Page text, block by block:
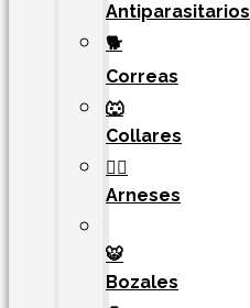
Antiparasitarios
🐕
Correas
🐺
Collares
🐕‍🦺
Arneses
🐯​
Bozales